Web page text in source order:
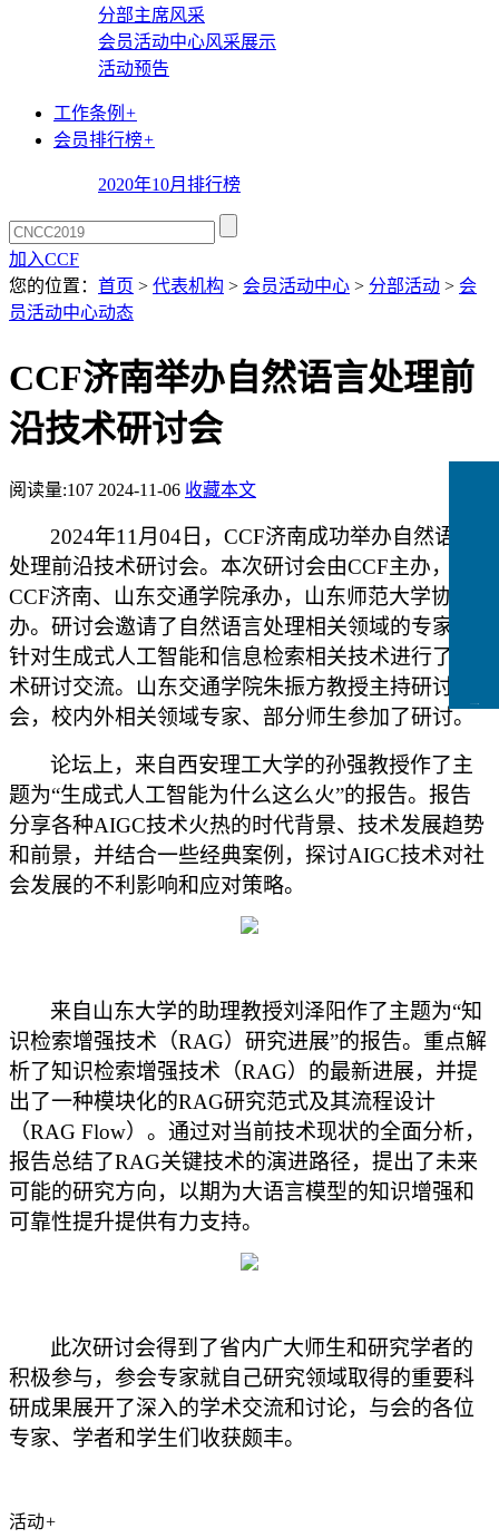
分部主席风采
会员活动中心风采展示
活动预告
工作条例 +
会员排行榜+
2020年10月排行榜
加入CCF
您的位置： 首页 > 代表机构 > 会员活动中心 > 分部活动 > 会
员活动中心动态
CCF济南举办自然语言处理前
沿技术研讨会
阅读量:107 2024-11-06 收藏本文
2024年11月04日，CCF济南成功举办自然语言
处理前沿技术研讨会。本次研讨会由CCF主办，
CCF济南、山东交通学院承办，山东师范大学协
办。研讨会邀请了自然语言处理相关领域的专家，
针对生成式人工智能和信息检索相关技术进行了学
术研讨交流。山东交通学院朱振方教授主持研讨
会，校内外相关领域专家、部分师生参加了研讨。
论坛上，来自西安理工大学的孙强教授作了主
题为“生成式人工智能为什么这么火”的报告。报告
分享各种AIGC技术火热的时代背景、技术发展趋势
和前景，并结合一些经典案例，探讨AIGC技术对社
会发展的不利影响和应对策略。
来自山东大学的助理教授刘泽阳作了主题为“知
识检索增强技术（RAG）研究进展”的报告。重点解
析了知识检索增强技术（RAG）的最新进展，并提
出了一种模块化的RAG研究范式及其流程设计
（RAG Flow）。通过对当前技术现状的全面分析，
报告总结了RAG关键技术的演进路径，提出了未来
可能的研究方向，以期为大语言模型的知识增强和
可靠性提升提供有力支持。
此次研讨会得到了省内广大师生和研究学者的
积极参与，参会专家就自己研究领域取得的重要科
研成果展开了深入的学术交流和讨论，与会的各位
专家、学者和学生们收获颇丰。
活动+